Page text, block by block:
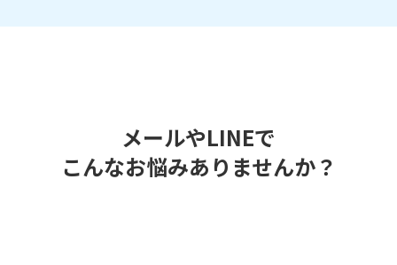
メールやLINEで
こんなお悩みありませんか？